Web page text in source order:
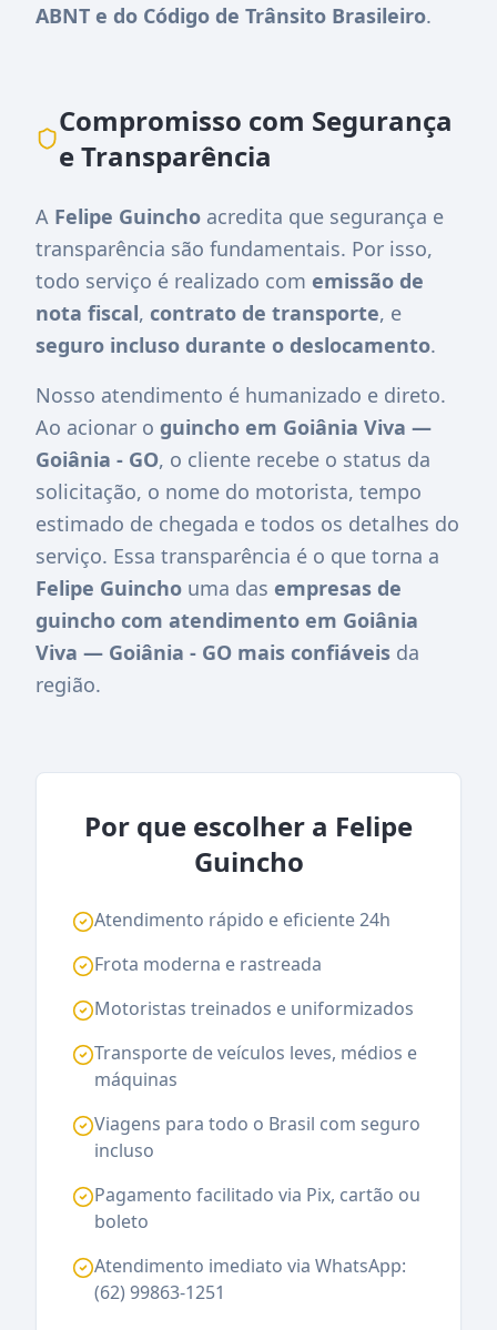
ABNT e do Código de Trânsito Brasileiro.
Compromisso com Segurança
e Transparência
A Felipe Guincho acredita que segurança e
transparência são fundamentais. Por isso,
todo serviço é realizado com emissão de
nota fiscal, contrato de transporte, e
seguro incluso durante o deslocamento.
Nosso atendimento é humanizado e direto.
Ao acionar o guincho em Goiânia Viva —
Goiânia - GO, o cliente recebe o status da
solicitação, o nome do motorista, tempo
estimado de chegada e todos os detalhes do
serviço. Essa transparência é o que torna a
Felipe Guincho uma das empresas de
guincho com atendimento em Goiânia
Viva — Goiânia - GO mais confiáveis da
região.
Por que escolher a Felipe
Guincho
Atendimento rápido e eficiente 24h
Frota moderna e rastreada
Motoristas treinados e uniformizados
Transporte de veículos leves, médios e
máquinas
Viagens para todo o Brasil com seguro
incluso
Pagamento facilitado via Pix, cartão ou
boleto
Atendimento imediato via WhatsApp:
(62) 99863-1251